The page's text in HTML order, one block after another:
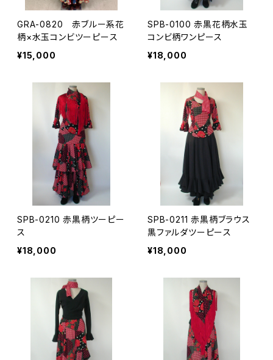
GRA-0820 赤ブルー系花
柄×水玉コンビツーピース
¥15,000
SPB-0100 赤黒花柄水玉
コンビ柄ワンピース
¥18,000
SPB-0210 赤黒柄ツーピー
ス
¥18,000
SPB-0211 赤黒柄ブラウス
黒ファルダツーピース
¥18,000